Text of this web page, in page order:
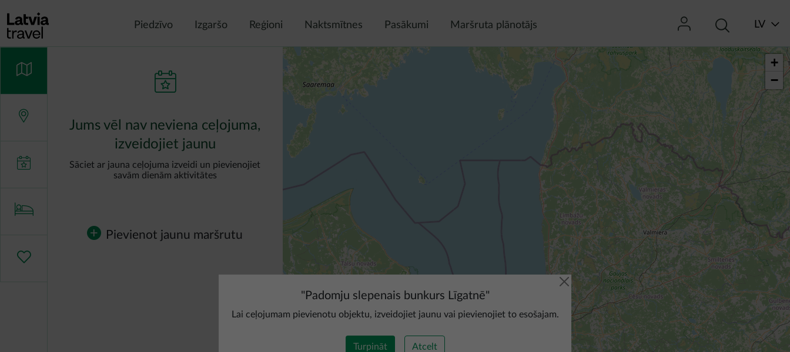
Piedzīvo Izgaršo Reģioni Naktsmītnes Pasākumi Maršruta plānotājs LV
Jums vēl nav neviena ceļojuma,
izveidojiet jaunu
Sāciet ar jauna ceļojuma izveidi un pievienojiet
savām dienām aktivitātes
Pievienot jaunu maršrutu
+
−
" Padomju slepenais bunkurs Līgatnē"
Lai ceļojumam pievienotu objektu, izveidojiet jaunu vai pievienojiet to esošajam.
Turpināt Atcelt